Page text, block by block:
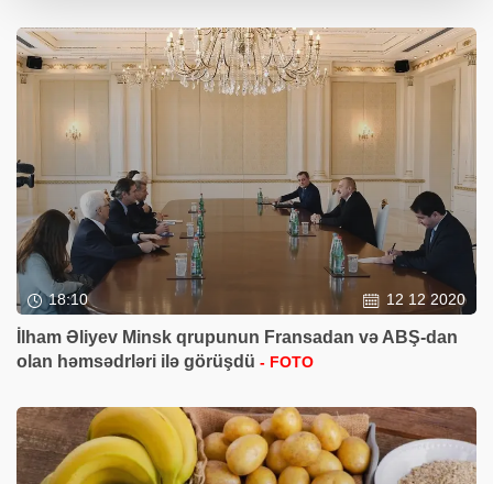
18:10 12 12 2020
İlham Əliyev Minsk qrupunun Fransadan və ABŞ-dan
olan həmsədrləri ilə görüşdü - FOTO